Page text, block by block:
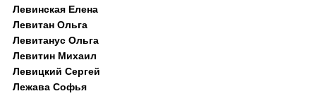
Левинская Елена
Левитан Ольга
Левитанус Ольга
Левитин Михаил
Левицкий Сергей
Лежава Софья